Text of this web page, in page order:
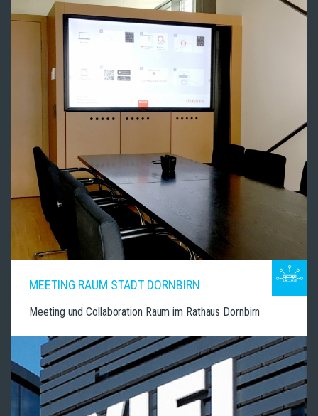
MEETING RAUM STADT DORNBIRN
Meeting und Collaboration Raum im Rathaus Dornbirn